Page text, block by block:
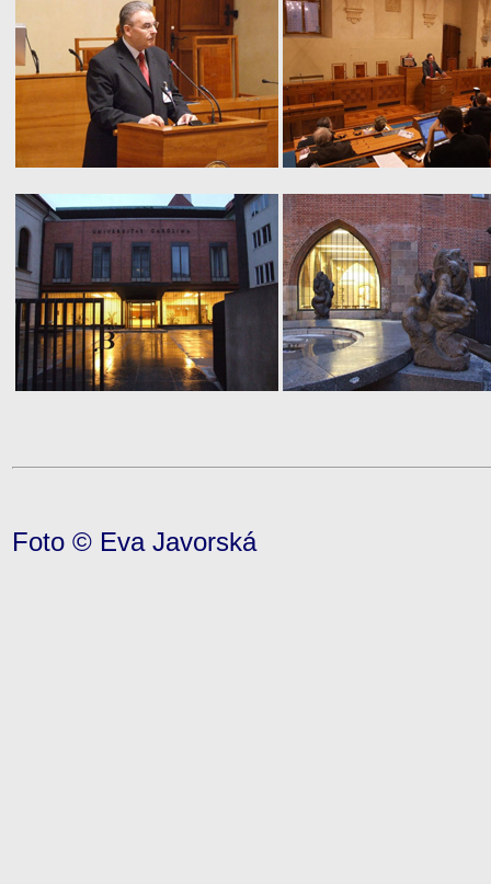
Foto © Eva Javorská